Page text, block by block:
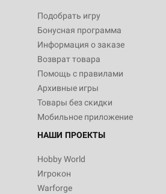
Подобрать игру
Бонусная программа
Информация о заказе
Возврат товара
Помощь с правилами
Архивные игры
Товары без скидки
Мобильное приложение
НАШИ ПРОЕКТЫ
Hobby World
Игрокон
Warforge